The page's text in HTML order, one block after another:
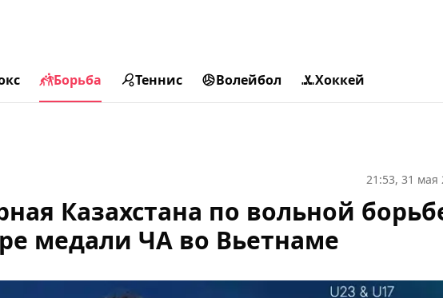
Борьба Теннис Волейбол Хоккей
21:53, 31 мая
Казахстана по вольной
медали ЧА во Вьетнаме